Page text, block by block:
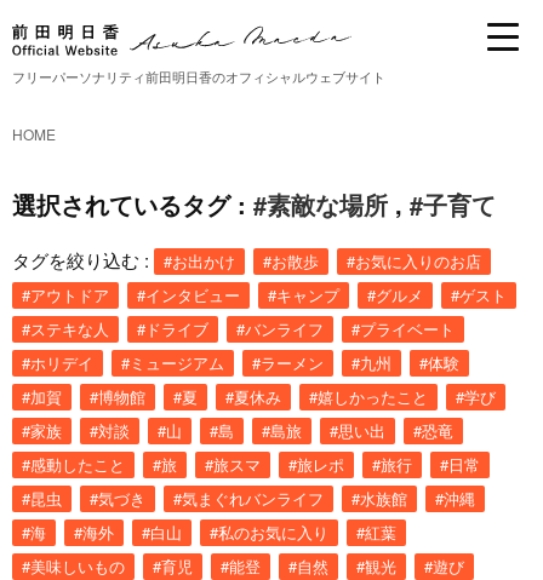
フリーパーソナリティ前田明日香のオフィシャルウェブサイト
HOME
選択されているタグ : #素敵な場所 , #子育て
タグを絞り込む : #お出かけ #お散歩
#お気に入りのお店
#アウトドア
#インタビュー #キャンプ #グルメ
#ゲスト
#ステキな人
#ドライブ #バンライフ
#プライベート
#ホリデイ
#ミュージアム #ラーメン #九州
#体験
#加賀
#博物館 #夏 #夏休み #嬉しかったこと
#学び
#家族
#対談 #山 #島 #島旅 #思い出
#恐竜
#感動したこと
#旅 #旅スマ #旅レポ #旅行
#日常
#昆虫
#気づき #気まぐれバンライフ #水族館
#沖縄
#海
#海外 #白山 #私のお気に入り
#紅葉
#美味しいもの
#育児 #能登 #自然 #観光
#遊び